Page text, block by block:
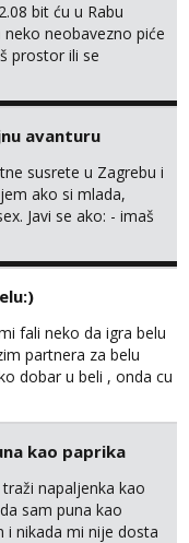
bit ću u Rabu
neobavezno piće
prostor ili se
Kontakt
avanturu
susrete u Zagrebu i
ako si mlada,
Javi se ako: - imaš
si fleksibilna s
(vikendi i noći su za
zdravlju i koristiš
- debele - frajeri i
fali neko da igra belu
partnera za belu
dobar u beli , onda cu
na link ispod i nadji me
kao paprika
napaljenka kao
sam puna kao
i nikada mi nije dosta